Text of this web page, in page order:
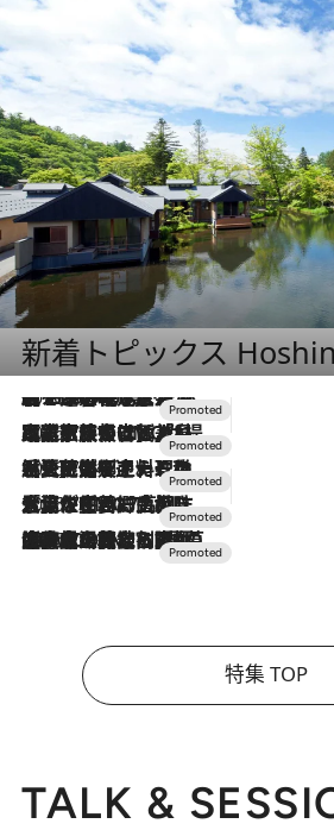
新着トピックス
2026.8.7
【トンボの足水浴】ヒノキの香りに包まれて涼感マックス！約13℃の湧水かけ流しを避暑地「星野温泉 トンボの湯」で体験
2026.7.31
【ホテル帰省】という選択肢をOMOが提案。家族とほどよい距離を保つには「昼は実家、夜は気兼ねなくホテルで！」
2026.7.24
【夏限定ディナーコース】旬を迎える稚鮎や花ズッキーニなどをイタリア・トスカーナの郷土料理の手法で満喫！
2026.7.17
「土佐和ハーブかき氷」がOMO7高知に登場！生姜、山椒、大葉など目にも舌にも涼を呼ぶ郷土の味
2026.7.10
NEW OPEN！【界 草津】名湯の地に誕生。趣の異なる2種の温泉と上州ならではの会席・蕎麦割烹など美食を味わう究極の癒やし旅
特集 TOP
TALK &